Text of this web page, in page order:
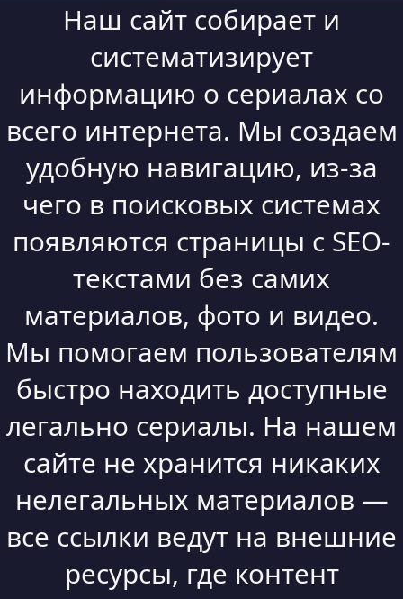
Наш сайт собирает и
систематизирует
информацию о сериалах со
всего интернета. Мы создаем
удобную навигацию, из-за
чего в поисковых системах
появляются страницы с SEO-
текстами без самих
материалов, фото и видео.
Мы помогаем пользователям
быстро находить доступные
легально сериалы. На нашем
сайте не хранится никаких
нелегальных материалов —
все ссылки ведут на внешние
ресурсы, где контент